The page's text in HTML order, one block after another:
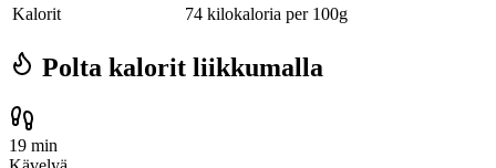
Kalorit
74 kilokaloria per 100g
Polta kalorit liikkumalla
19 min